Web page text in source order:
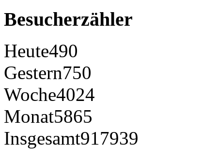
Besucherzähler
Heute490
Gestern750
Woche4024
Monat5865
Insgesamt917939